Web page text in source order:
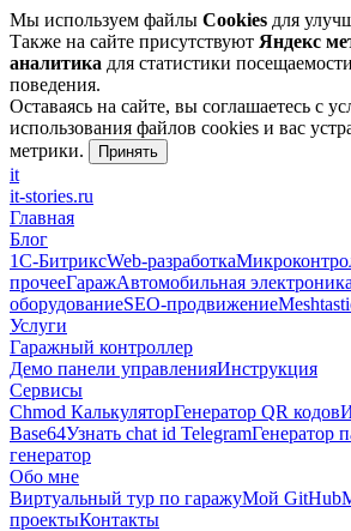
Мы используем файлы Cookies для
Также на сайте присутствуют Яндекс
аналитика для статистики
поведения.
Оставаясь на сайте, вы соглашаетесь с
использования файлов cookies и вас
метрики.
Принять
it
it-stories.ru
Главная
Блог
1С-БитриксWeb-разработка
прочееГаражАвтомобильная электроника
оборудованиеSEO-продвижение
Услуги
Гаражный контроллер
Демо панели управленияИнструкция
Сервисы
Chmod КалькуляторГенератор QR кодов
Base64Узнать chat id TelegramГенератор
генератор
Обо мне
Виртуальный тур по гаражуМой GitHub
проектыКонтакты